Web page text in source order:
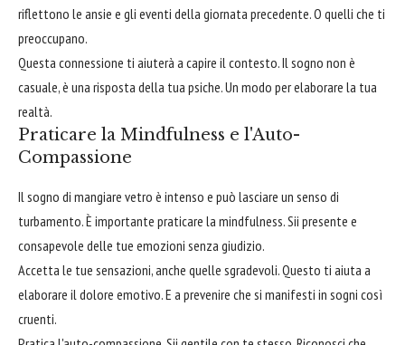
riflettono le ansie e gli eventi della giornata precedente. O quelli che ti
preoccupano.
Questa connessione ti aiuterà a capire il contesto. Il sogno non è
casuale, è una risposta della tua psiche. Un modo per elaborare la tua
realtà.
Praticare la Mindfulness e l'Auto-
Compassione
Il sogno di mangiare vetro è intenso e può lasciare un senso di
turbamento. È importante praticare la mindfulness. Sii presente e
consapevole delle tue emozioni senza giudizio.
Accetta le tue sensazioni, anche quelle sgradevoli. Questo ti aiuta a
elaborare il dolore emotivo. E a prevenire che si manifesti in sogni così
cruenti.